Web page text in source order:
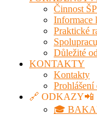
Činnost
Informace
Praktické
Důležité
KONTAKTY
Kontakty
Prohlášení
🔗 ODKAZY📲
🎓